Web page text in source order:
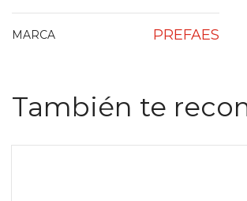
MARCA PREFAES
También te